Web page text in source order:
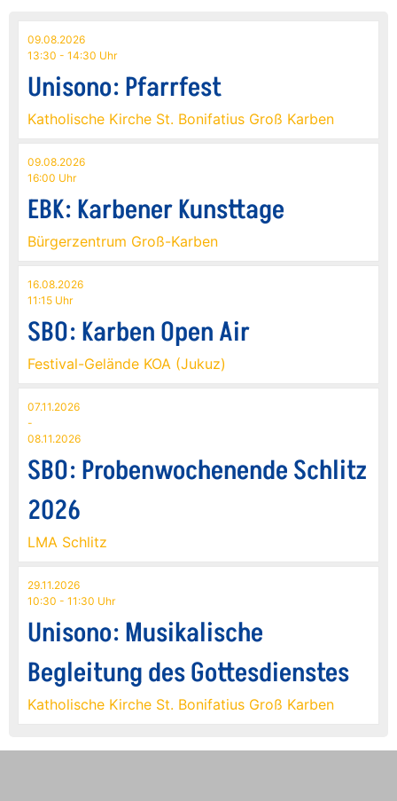
09.08.2026
13:30 - 14:30 Uhr
Unisono: Pfarrfest
Katholische Kirche St. Bonifatius Groß Karben
09.08.2026
16:00 Uhr
EBK: Karbener Kunsttage
Bürgerzentrum Groß-Karben
16.08.2026
11:15 Uhr
SBO: Karben Open Air
Festival-Gelände KOA (Jukuz)
07.11.2026
-
08.11.2026
SBO: Probenwochenende Schlitz
2026
LMA Schlitz
29.11.2026
10:30 - 11:30 Uhr
Unisono: Musikalische
Begleitung des Gottesdienstes
Katholische Kirche St. Bonifatius Groß Karben